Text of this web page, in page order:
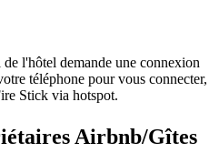
l'hôtel demande une connexion
téléphone pour vous connecter,
Stick via hotspot.
Airbnb/Gîtes